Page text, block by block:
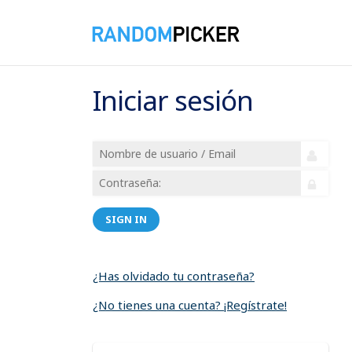
Iniciar sesión
SIGN IN
¿Has olvidado tu contraseña?
¿No tienes una cuenta? ¡Regístrate!